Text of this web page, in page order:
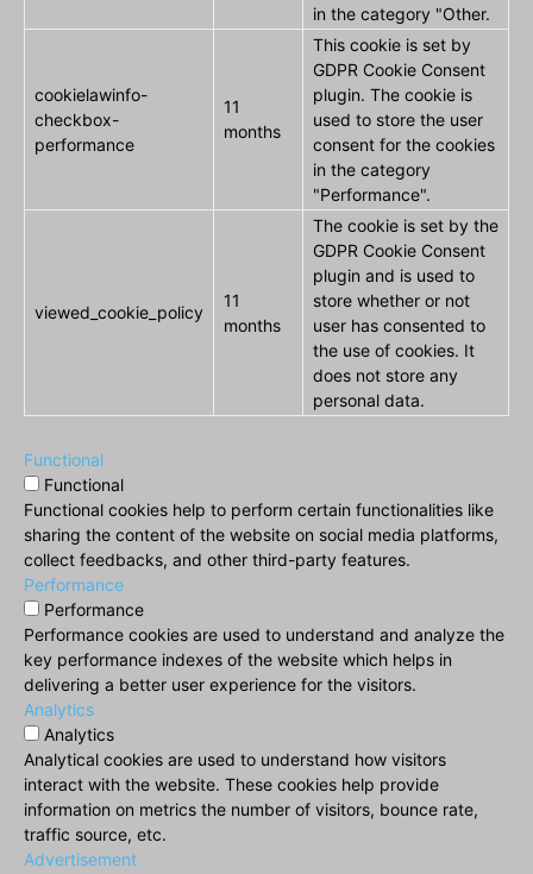
in the category "Other.
cookielawinfo-
checkbox-
performance
11
months
This cookie is set by
GDPR Cookie Consent
plugin. The cookie is
used to store the user
consent for the cookies
in the category
"Performance".
viewed_cookie_policy
11
months
The cookie is set by the
GDPR Cookie Consent
plugin and is used to
store whether or not
user has consented to
the use of cookies. It
does not store any
personal data.
Functional
Functional
Functional cookies help to perform certain functionalities like
sharing the content of the website on social media platforms,
collect feedbacks, and other third-party features.
Performance
Performance
Performance cookies are used to understand and analyze the
key performance indexes of the website which helps in
delivering a better user experience for the visitors.
Analytics
Analytics
Analytical cookies are used to understand how visitors
interact with the website. These cookies help provide
information on metrics the number of visitors, bounce rate,
traffic source, etc.
Advertisement